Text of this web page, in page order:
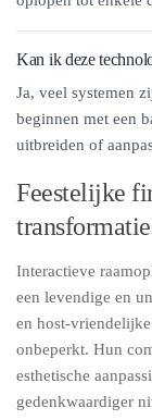
Kan ik deze
Ja, veel systemen
beginnen met een
uitbreiden of
Feestelijke
Interactieve
een levendige en
en host-
onbeperkt. Hun
esthetische
gedenkwaardiger